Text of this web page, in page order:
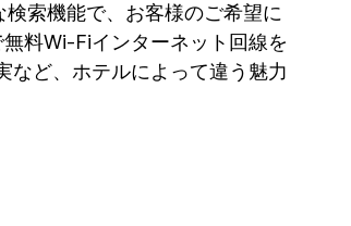
索機能で、お客様のご希望に
料Wi-Fiインターネット回線を
など、ホテルによって違う魅力